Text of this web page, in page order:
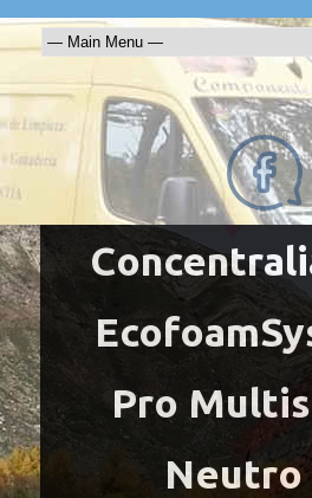
Pro
Neutro